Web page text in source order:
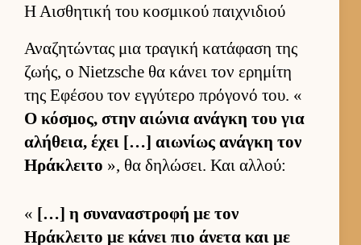
Η Αισθητική του κοσμικού παιχνιδιού
Αναζητώντας μια τραγική κατάφαση της
ζωής, ο Nietzsche θα κάνει τον ερημίτη
της Εφέσου τον εγ­γύτερο πρόγονό του. «
Ο κόσμος, στην αιώνια ανάγκη του για
αλήθεια, έχει […] αιω­νίως ανάγκη τον
Ηράκλειτο », θα δηλώσει. Και αλ­λού:
« […] η συναναστροφή με τον
Ηράκλειτο με κάνει πιο άνετα και με